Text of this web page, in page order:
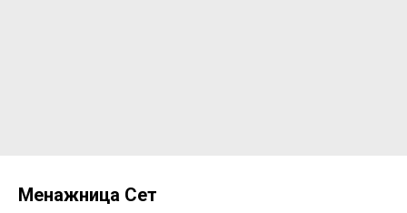
Менажница Сет